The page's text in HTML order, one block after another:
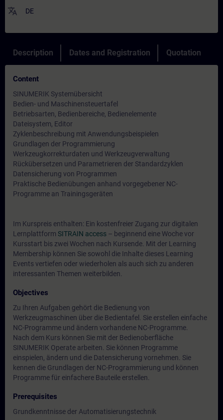
translate DE
Description Dates and Registration Quotation
Content
SINUMERIK Systemübersicht
Bedien- und Maschinensteuertafel
Betriebsarten, Bedienbereiche, Bedienelemente
Dateisystem, Editor
Zyklenbeschreibung mit Anwendungsbeispielen
Grundlagen der Programmierung
Werkzeugkorrekturdaten und Werkzeugverwaltung
Rückübersetzen und Parametrieren der Standardzyklen
Datensicherung von Programmen
Praktische Bedienübungen anhand vorgegebener NC-
Programme an Trainingsgeräten
Im Kurspreis enthalten: Ein kostenfreier Zugang zur digitalen
Lernplattform SITRAIN access – beginnend eine Woche vor
Kursstart bis zwei Wochen nach Kursende. Mit der Learning
Membership können Sie sowohl die Inhalte dieses Learning
Events vertiefen oder wiederholen als auch sich zu anderen
interessanten Themen weiterbilden.
Objectives
Zu Ihren Aufgaben gehört die Bedienung von
Werkzeugmaschinen über die Bedientafel. Sie erstellen einfache
NC-Programme und ändern vorhandene NC-Programme.
Nach dem Kurs können Sie mit der Bedienoberfläche
SINUMERIK Operate arbeiten. Sie können Programme
einspielen, ändern und die Datensicherung vornehmen. Sie
kennen die Grundlagen der NC-Programmierung und können
Programme für einfachere Bauteile erstellen.
Prerequisites
Grundkenntnisse der Automatisierungstechnik